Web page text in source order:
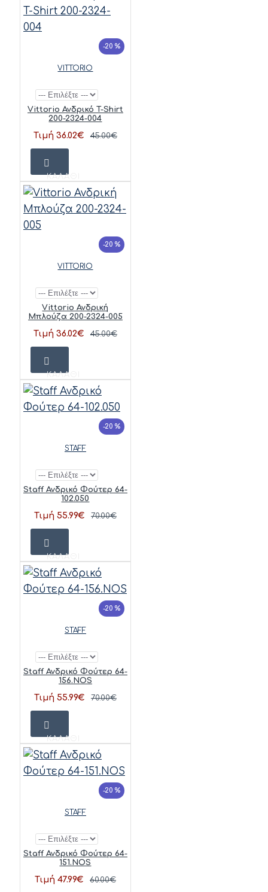
-20 %
VITTORIO
Vittorio Ανδρικό T-Shirt
200-2324-004
Τιμή 36.02€ 45.00€
ΚΑΛΆΘΙ
-20 %
VITTORIO
Vittorio Ανδρική
Μπλούζα 200-2324-005
Τιμή 36.02€ 45.00€
ΚΑΛΆΘΙ
-20 %
STAFF
Staff Ανδρικό Φούτερ 64-
102.050
Τιμή 55.99€ 70.00€
ΚΑΛΆΘΙ
-20 %
STAFF
Staff Ανδρικό Φούτερ 64-
156.NOS
Τιμή 55.99€ 70.00€
ΚΑΛΆΘΙ
-20 %
STAFF
Staff Ανδρικό Φούτερ 64-
151.NOS
Τιμή 47.99€ 60.00€